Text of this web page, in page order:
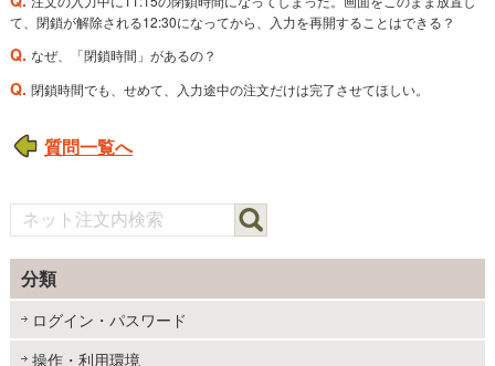
て、閉鎖が解除される12:30になってから、入力を再開することはできる？
Q. なぜ、「閉鎖時間」があるの？
Q. 閉鎖時間でも、せめて、入力途中の注文だけは完了させてほしい。
質問一覧へ
分類
ログイン・パスワード
操作・利用環境